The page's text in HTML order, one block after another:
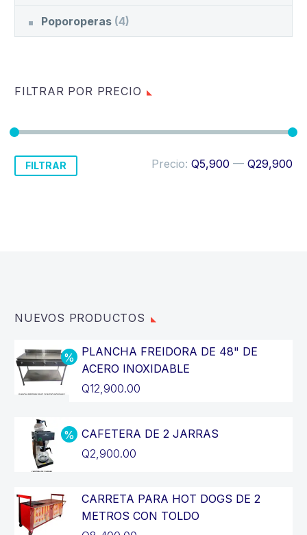
Poporoperas (4)
FILTRAR POR PRECIO
Precio
mínimo
Precio
máximo
FILTRAR Precio: Q5,900 — Q29,900
NUEVOS PRODUCTOS
PLANCHA FREIDORA DE 48" DE
ACERO INOXIDABLE
El
original
era:
Q12,900.00
precio
actual
CAFETERA DE 2 JARRAS
El
original
era:
Q2,900.00
precio
actual
CARRETA PARA HOT DOGS DE 2
METROS CON TOLDO